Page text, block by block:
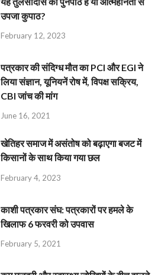
उपजा कुपाठ?
February 12, 2023
पत्रकार की संदिग्ध मौत का PCI और EGI ने
लिया संज्ञान, यूनियनें रोष में, विपक्ष सक्रिय,
CBI जांच की मांग
June 16, 2021
खेतिहर समाज में असंतोष को बढ़ाएगा बजट में
किसानों के साथ किया गया छल
February 4, 2023
काशी पत्रकार संघ: पत्रकारों पर हमले के
खिलाफ 6 फरवरी को उपवास
February 5, 2021